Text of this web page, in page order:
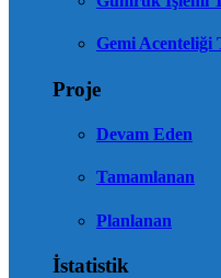
Gemi Acenteliği
Proje
Devam Eden
Tamamlanan
Planlanan
İstatistik